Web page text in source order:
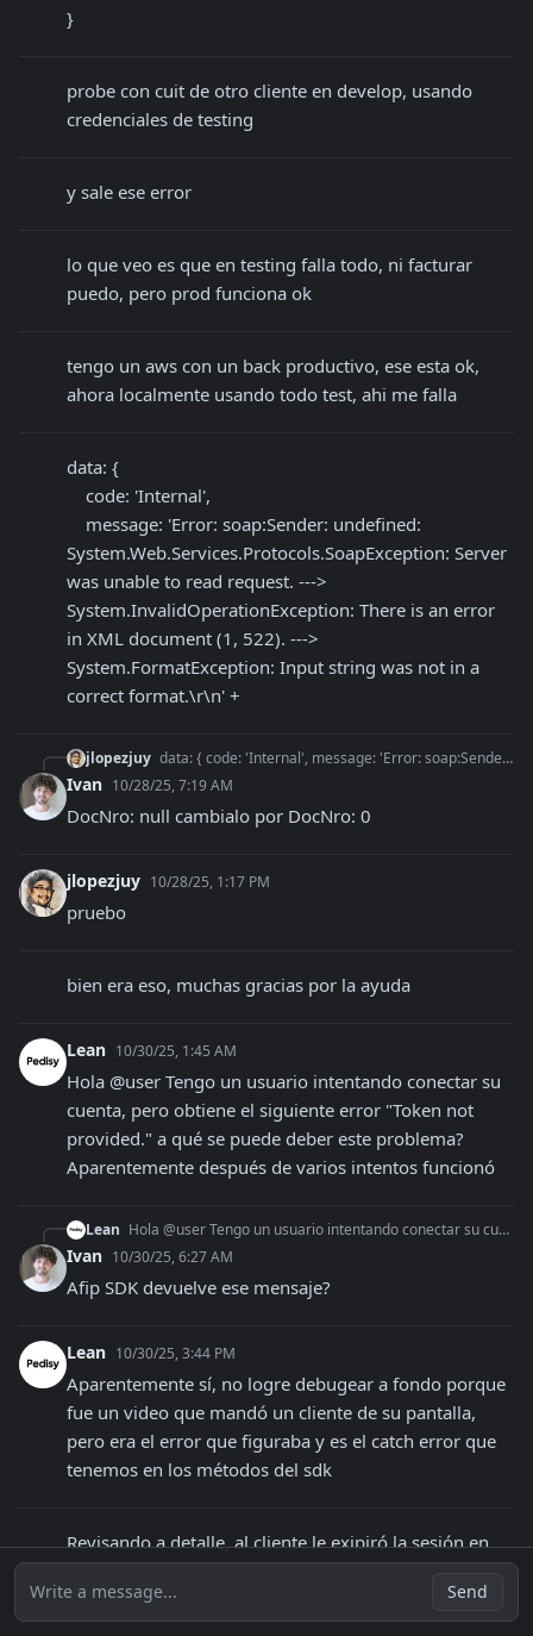
}
probe con cuit de otro cliente en develop, usando
credenciales de testing
y sale ese error
lo que veo es que en testing falla todo, ni facturar
puedo, pero prod funciona ok
tengo un aws con un back productivo, ese esta ok,
ahora localmente usando todo test, ahi me falla
data: {
System.Web.Services.Protocols.SoapException: Server
was unable to read request. --->
System.InvalidOperationException: There is an error
in XML document (1, 522). --->
System.FormatException: Input string was not in a
correct format.\r\n' +
jlopezjuy data: { code: 'Internal', message: 'Error: soap:Sender: undefined: System.Web.Services.Protocols.SoapException: Server was unable to read request. --->
Ivan 10/28/25, 7:19 AM
DocNro: null cambialo por DocNro: 0
jlopezjuy 10/28/25, 1:17 PM
pruebo
bien era eso, muchas gracias por la ayuda
Lean 10/30/25, 1:45 AM
Hola @user Tengo un usuario intentando conectar su
cuenta, pero obtiene el siguiente error "Token not
provided." a qué se puede deber este problema?
Aparentemente después de varios intentos funcionó
Lean Hola @user Tengo un usuario intentando conectar su cuenta, pero obtiene el siguiente error "Token not provided." a qué se puede deber este problema? Aparentemen
Ivan 10/30/25, 6:27 AM
Afip SDK devuelve ese mensaje?
Lean 10/30/25, 3:44 PM
Aparentemente sí, no logre debugear a fondo porque
fue un video que mandó un cliente de su pantalla,
pero era el error que figuraba y es el catch error que
tenemos en los métodos del sdk
Revisando a detalle, al cliente le exipiró la sesión en
nuestro sistema y eso fue la causa del problema.
Perdón, no está relacionado con la librería. Gracias!
Write a message... Send